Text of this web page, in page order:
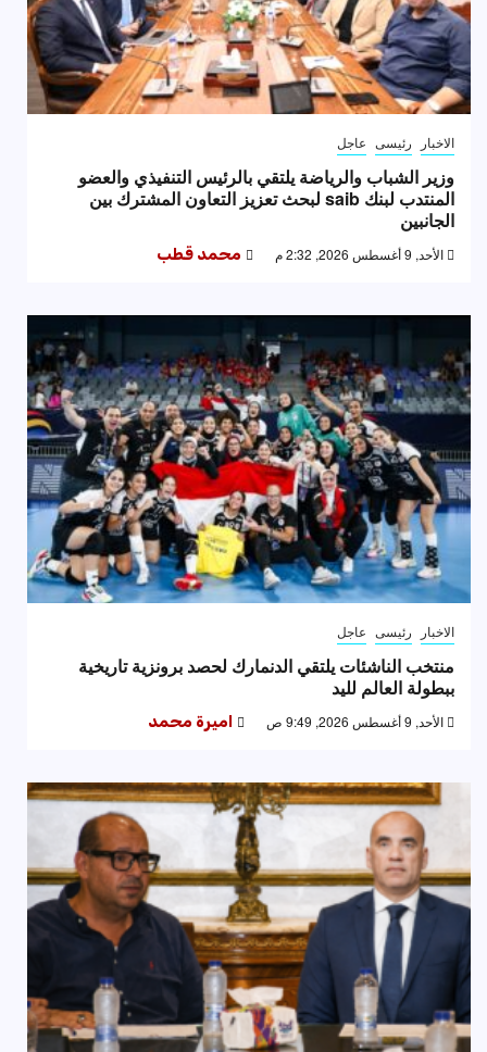
الاخبار رئيسى عاجل
وزير الشباب والرياضة يلتقي بالرئيس التنفيذي والعضو
المنتدب لبنك saib لبحث تعزيز التعاون المشترك بين
الجانبين
الأحد, 9 أغسطس 2026, 2:32 م محمد قطب
الاخبار رئيسى عاجل
منتخب الناشئات يلتقي الدنمارك لحصد برونزية تاريخية
ببطولة العالم لليد
الأحد, 9 أغسطس 2026, 9:49 ص اميرة محمد